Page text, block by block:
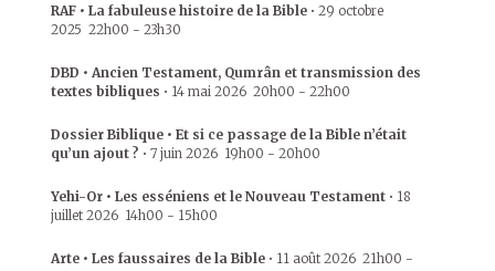
RAF • La fabuleuse histoire de la Bible • 29 octobre
2025 22h00 - 23h30
DBD • Ancien Testament, Qumrân et transmission des
textes bibliques • 14 mai 2026 20h00 - 22h00
Dossier Biblique • Et si ce passage de la Bible n’était
qu’un ajout ? • 7 juin 2026 19h00 - 20h00
Yehi-Or • Les esséniens et le Nouveau Testament • 18
juillet 2026 14h00 - 15h00
Arte • Les faussaires de la Bible • 11 août 2026 21h00 -